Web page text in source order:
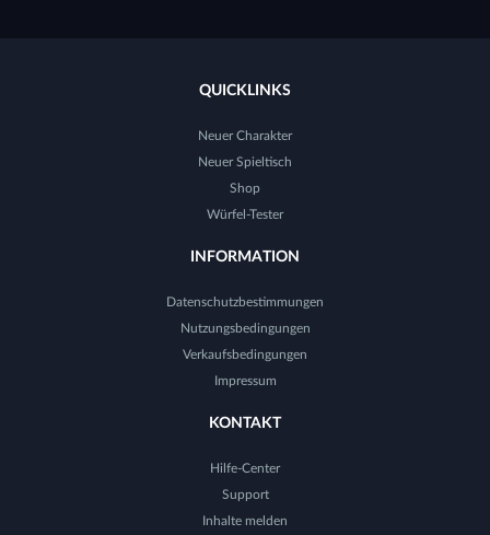
QUICKLINKS
Neuer Charakter
Neuer Spieltisch
Shop
Würfel-Tester
INFORMATION
Datenschutzbestimmungen
Nutzungsbedingungen
Verkaufsbedingungen
Impressum
KONTAKT
Hilfe-Center
Support
Inhalte melden